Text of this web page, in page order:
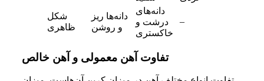
شکل
ظاهری
دانه‌ها ریز
و روشن
دانه‌های
درشت و
خاکستری
–
تفاوت آهن معمولی و آهن خالص